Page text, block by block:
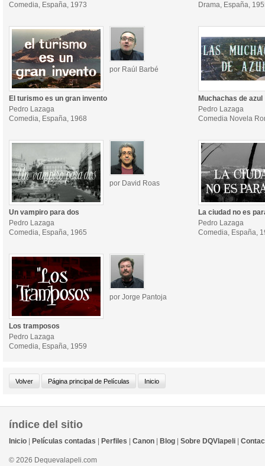
Comedia, España, 1973
Drama, España,
por Raúl Barbé
El turismo es un gran invento
Pedro Lazaga
Comedia, España, 1968
Muchachas de azul
Pedro Lazaga
Comedia Novela
por David Roas
Un vampiro para dos
Pedro Lazaga
Comedia, España, 1965
La ciudad no es
Pedro Lazaga
Comedia, España,
por Jorge Pantoja
Los tramposos
Pedro Lazaga
Comedia, España, 1959
índice del sitio
Inicio Películas contadas Perfiles Canon Blog Sobre DQVlapeli
© 2026 Dequevalapeli.com